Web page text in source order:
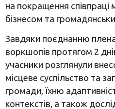
на покращення співпраці
бізнесом та
Завдяки поєднанню
воркшопів протягом 2
учасники розглянули
місцеве суспільство та
громади, їхню
контекстів, а також